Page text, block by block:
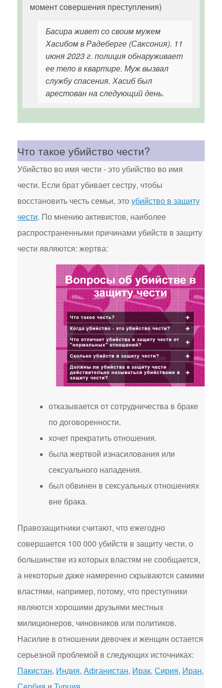
момент совершения преступления)
Басира живет со своим мужем
Хасибом в Радеберге (Саксония). 11
июня 2023 г. полиция обнаруживает
ее тело в квартире. Муж вызвал
службу спасения. Хасиб был
арестован на следующий день.
Что такое убийство чести?
Убийство во имя чести - это убийство во имя
чести. Если брат убивает сестру, чтобы
восстановить честь семьи, этоубийство в защиту
чести. По мнению активистов, наиболее
распространенными причинами убийств в защиту
чести являются: жертва:
отказывается от сотрудничества в браке
по договоренности.
хочет прекратить отношения.
была жертвой изнасилования или
сексуального нападения.
был обвинен в сексуальных отношениях
вне брака.
Правозащитники считают, что ежегодно
совершается 100 000 убийств в защиту чести, о
большинстве из которых властям не сообщается,
а некоторые даже намеренно скрываются самими
властями, например, потому, что преступники
являются хорошими друзьями местных
милиционеров, чиновников или политиков.
Насилие в отношении девочек и женщин остается
серьезной проблемой в следующих источниках:
Пакистан, Индия, Афганистан, Ирак, Сирия, Иран,